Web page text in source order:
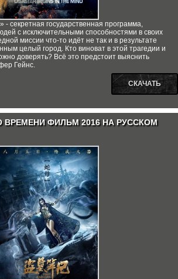
- секретная государственная программа,
с исключительными способностями в своих
миссии что-то идёт не так и в результате
целый город. Кто виноват в этой трагедии и
доверять? Всё это предстоит выяснить
Гейнс.
СКАЧАТЬ
ВРЕМЕНИ ФИЛЬМ 2016 НА РУССКОМ